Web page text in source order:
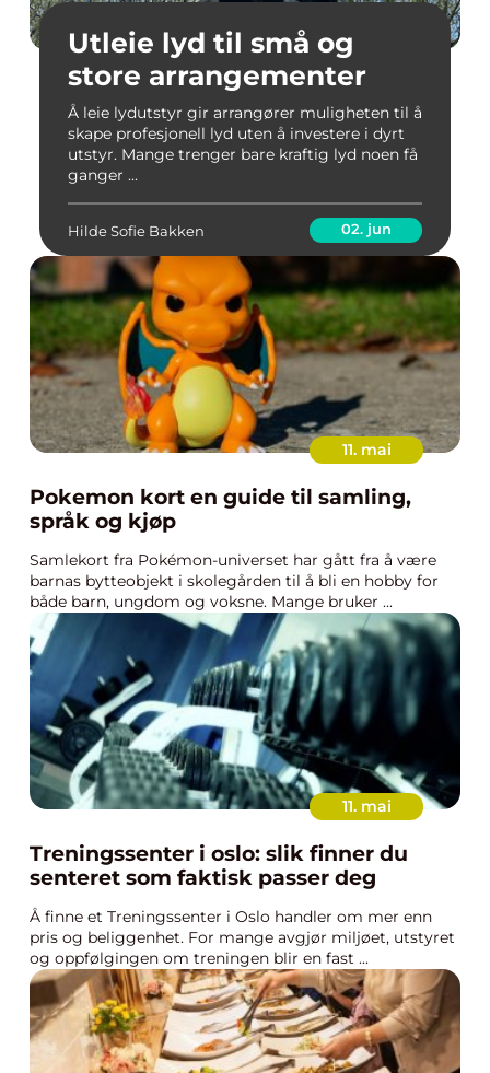
Utleie lyd til små og
store arrangementer
Å leie lydutstyr gir arrangører muligheten til å
skape profesjonell lyd uten å investere i dyrt
utstyr. Mange trenger bare kraftig lyd noen få
ganger ...
Hilde Sofie Bakken 02. jun
11. mai
Pokemon kort en guide til samling,
språk og kjøp
Samlekort fra Pokémon-universet har gått fra å være
barnas bytteobjekt i skolegården til å bli en hobby for
både barn, ungdom og voksne. Mange bruker ...
11. mai
Treningssenter i oslo: slik finner du
senteret som faktisk passer deg
Å finne et Treningssenter i Oslo handler om mer enn
pris og beliggenhet. For mange avgjør miljøet, utstyret
og oppfølgingen om treningen blir en fast ...